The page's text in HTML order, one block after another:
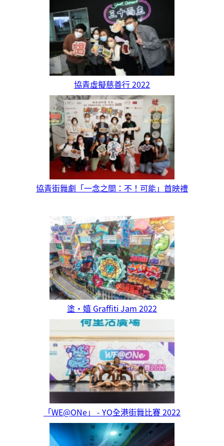
協青虛擬慈善行 2022
協青街舞劇「一念之間：不！可能」首映禮
塗‧嬉 Graffiti Jam 2022
「WE@ONe」 - YO全港街舞比賽 2022